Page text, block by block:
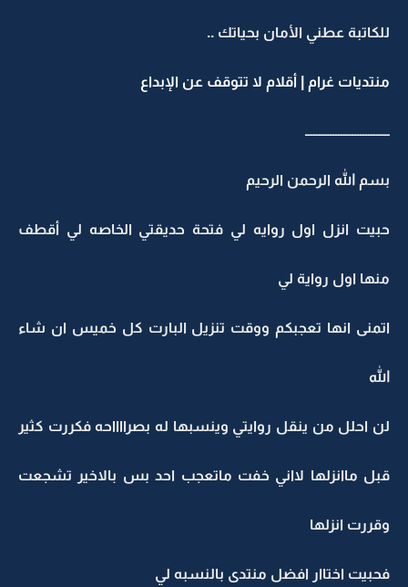
للكاتبة عطني الأمان بحياتك ..
منتديات غرام | أقلام لا تتوقف عن الإبداع
ـــــــــــــــــــــــــــــــ
بسم الله الرحمن الرحيم
حبيت انزل اول روايه لي فتحة حديقتي الخاصه لي أقطف
منها اول رواية لي
اتمنى انها تعجبكم ووقت تنزيل البارت كل خميس ان شاء
الله
لن احلل من ينقل روايتي وينسبها له بصرااااحه فكررت كثير
قبل ماانزلها لااني خفت ماتعجب احد بس بالاخير تشجعت
وقررت انزلها
فحبيت اختاار افضل منتدى بالنسبه لي